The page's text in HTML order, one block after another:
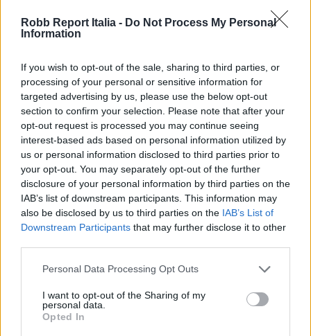
Robb Report Italia - Do Not Process My Personal
Information
If you wish to opt-out of the sale, sharing to third parties, or
processing of your personal or sensitive information for
targeted advertising by us, please use the below opt-out
section to confirm your selection. Please note that after your
opt-out request is processed you may continue seeing
interest-based ads based on personal information utilized by
us or personal information disclosed to third parties prior to
your opt-out. You may separately opt-out of the further
disclosure of your personal information by third parties on the
IAB’s list of downstream participants. This information may
also be disclosed by us to third parties on the IAB’s List of
Downstream Participants that may further disclose it to other
Personal Data Processing Opt Outs
I want to opt-out of the Sharing of my
personal data.
Opted In
Revuelto Impavido è una serie ultra esclusiva ispirata
ai samurai